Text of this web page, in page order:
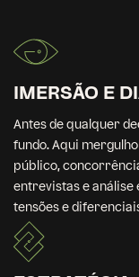
IMERSÃO E
Antes de qualquer
fundo. Aqui
público,
entrevistas e
tensões e